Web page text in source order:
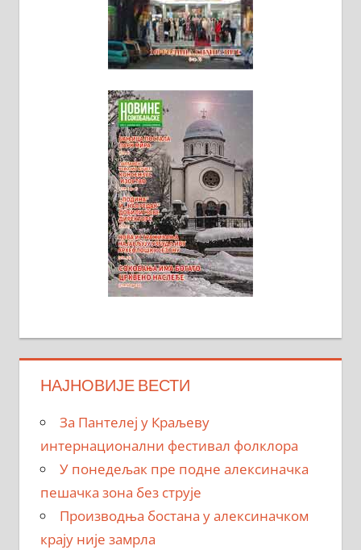
НАЈНОВИЈЕ ВЕСТИ
За Пантелеј у Краљеву
интернационални фестивал фолклора
У понедељак пре подне алексиначка
пешачка зона без струје
Производња бостана у алексиначком
крају није замрла